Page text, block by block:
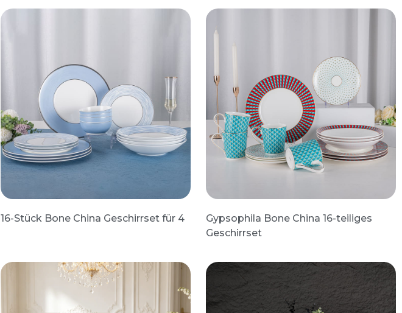
16-Stück Bone China Geschirrset für 4
Gypsophila Bone China 16-teiliges
Geschirrset